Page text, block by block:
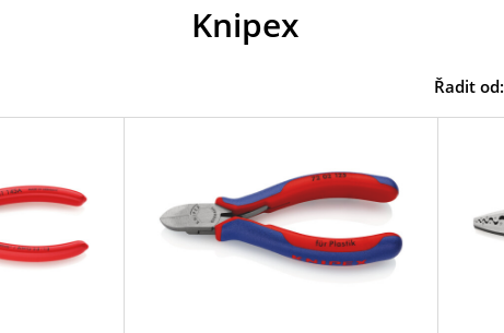
Knipex
Řadit od: